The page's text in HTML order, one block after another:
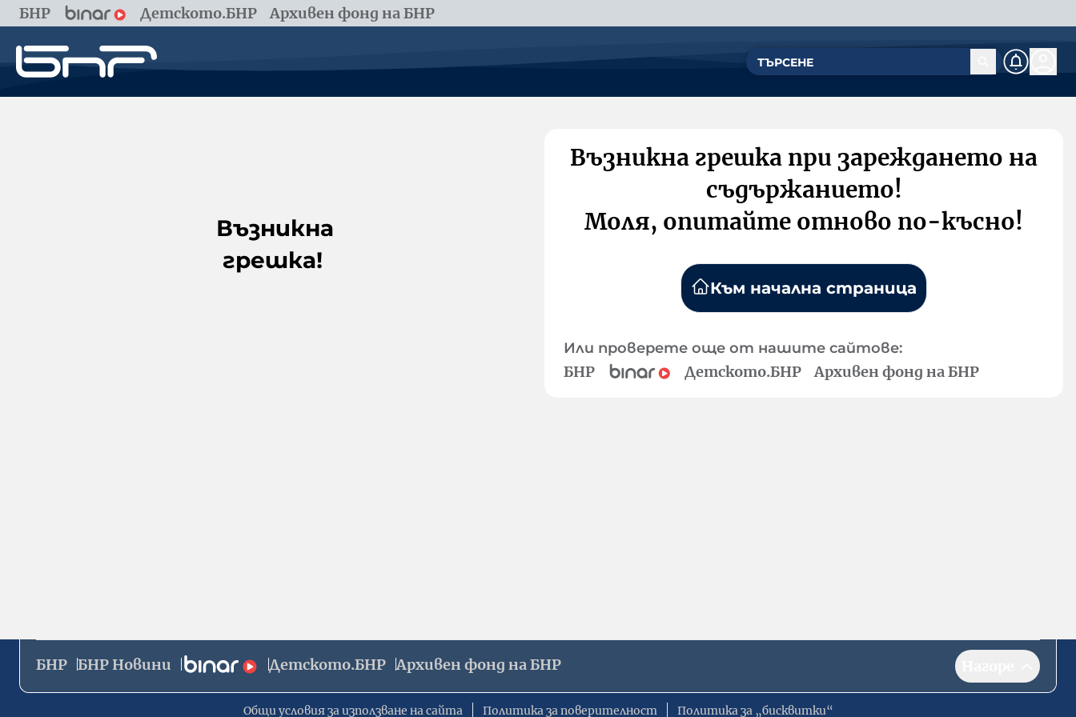
БНР Детското.БНР Архивен фонд на БНР
Възникна
грешка!
Възникна грешка при зареждането на
съдържанието!
Моля, опитайте отново по-късно!
Към начална страница
Или проверете още от нашите сайтове:
БНР Детското.БНР Архивен фонд на БНР
БНР БНР Новини Детското.БНР Архивен фонд на БНР
Общи условия за използване на сайта Политика за поверителност Политика за „бисквитки“